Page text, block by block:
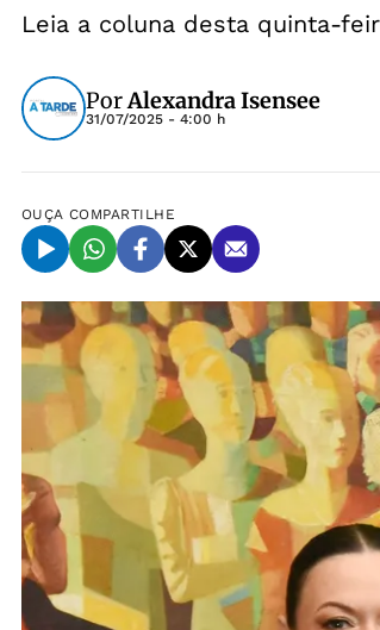
Leia a coluna desta quinta-
PorAlexandra Isensee
31/07/2025 - 4:00 h
OUÇA COMPARTILHE